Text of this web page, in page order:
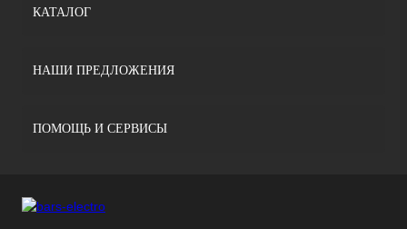
КАТАЛОГ
НАШИ ПРЕДЛОЖЕНИЯ
ПОМОЩЬ И СЕРВИСЫ